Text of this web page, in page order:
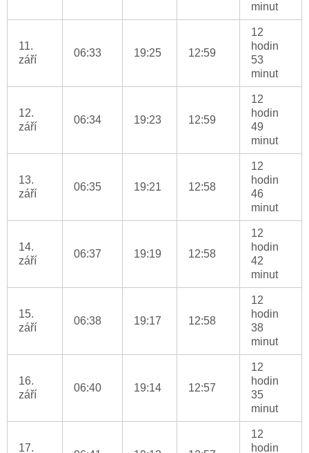
minut
11.
září
06:33 19:25 12:59
12
hodin
53
minut
12.
září
06:34 19:23 12:59
12
hodin
49
minut
13.
září
06:35 19:21 12:58
12
hodin
46
minut
14.
září
06:37 19:19 12:58
12
hodin
42
minut
15.
září
06:38 19:17 12:58
12
hodin
38
minut
16.
září
06:40 19:14 12:57
12
hodin
35
minut
17.
12
hodin